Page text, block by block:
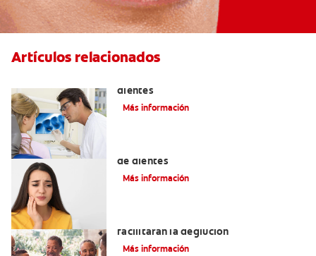
Artículos relacionados
dientes
Más información
de dientes
Más información
facilitarán la deglución
Más información